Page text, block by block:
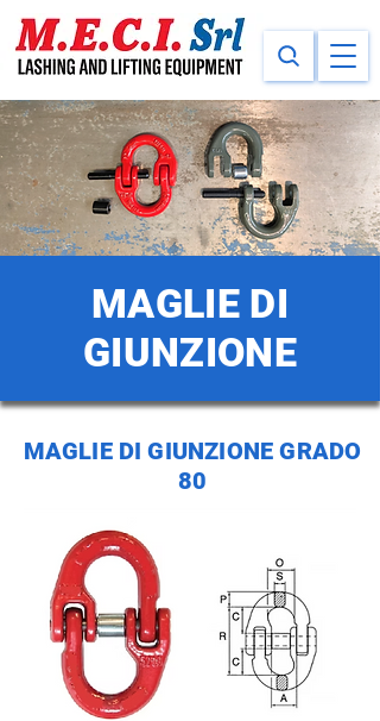
MAGLIE DI
GIUNZIONE
MAGLIE DI GIUNZIONE GRADO
80